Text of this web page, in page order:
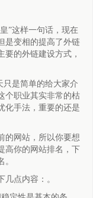
”这样一句话，现在
是变相的提高了外链
要的外链建设方式，
是简单的给大家介
个职业其实非常的枯
化手法，重要的还是
网站，所以你要想
高你的网站排名，下
点内容：。